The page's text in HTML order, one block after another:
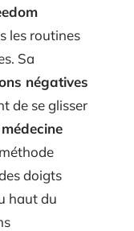
les routines
Sa
négatives
de se glisser
médecine
doigts
haut du